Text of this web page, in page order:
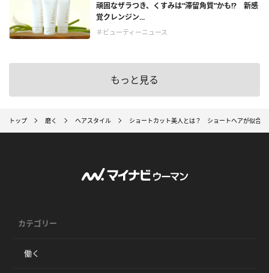
頑固なザラつき、くすみは“滞留角質”かも!? 新感
覚クレンジン...
＃ビューティーニュース
もっと見る
トップ 磨く ヘアスタイル ショートカット美人とは？ ショートヘアが似合う
カテゴリー
働く